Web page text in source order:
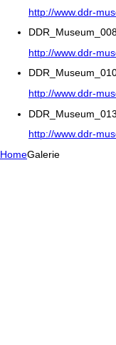
http://www.ddr-
http://www.ddr-
http://www.ddr-
http://www.ddr-
HomeGalerie